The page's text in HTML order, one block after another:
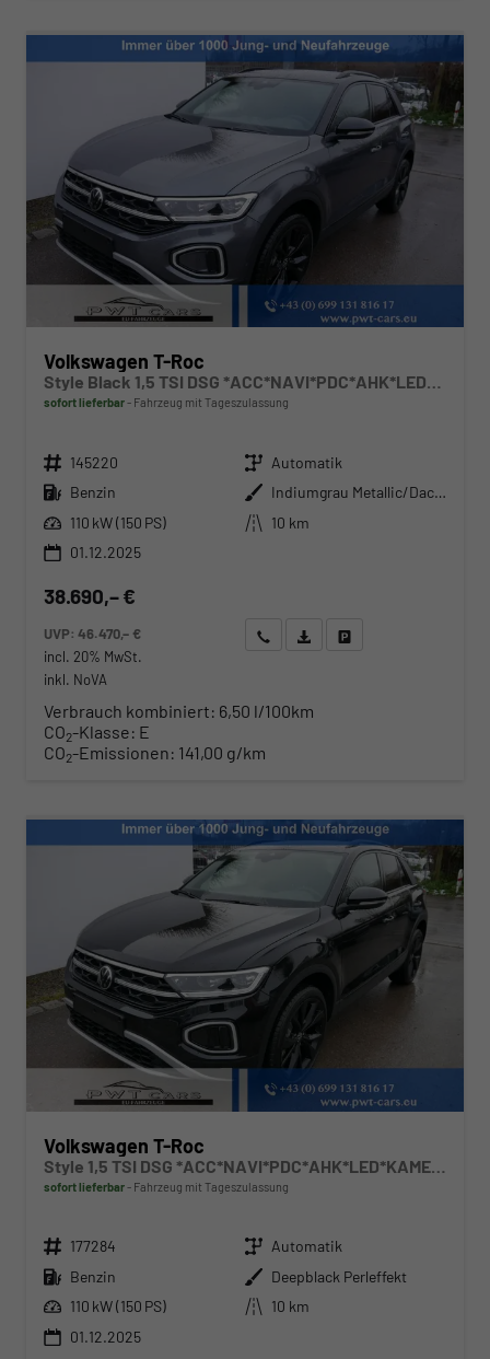
Volkswagen T-Roc
Style Black 1,5 TSI DSG *ACC*NAVI*PDC*AHK*LED*KAMERA*TEMPOMAT*19-ZOLL
sofort lieferbar Fahrzeug mit Tageszulassung
Fahrzeugnr. 145220 Getriebe Automatik
Kraftstoff Benzin Außenfarbe
Indiumgrau Metallic/Dach schwarz
Leistung 110 kW (150 PS) Kilometerstand
10 km
01.12.2025
38.690,– €
UVP:46.470,– €
incl. 20% MwSt.
inkl. NoVA
Wir rufen Sie anAngebot drucken (PDF)
Verbrauch kombiniert: 6,50 l/100km
CO2-Klasse: E
CO2-Emissionen: 141,00 g/km
Volkswagen T-Roc
sofort lieferbar Fahrzeug mit Tageszulassung
Fahrzeugnr. 177284 Getriebe Automatik
Kraftstoff Benzin Außenfarbe Deepblack Perleffekt
Leistung 110 kW (150 PS) Kilometerstand
10 km
01.12.2025